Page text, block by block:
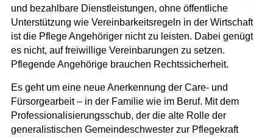
und bezahlbare Dienstleistungen, ohne öffentliche
Unterstützung wie Vereinbarkeitsregeln in der Wirtschaft
ist die Pflege Angehöriger nicht zu leisten. Dabei genügt
es nicht, auf freiwillige Vereinbarungen zu setzen.
Pflegende Angehörige brauchen Rechtssicherheit.
Es geht um eine neue Anerkennung der Care- und
Fürsorgearbeit – in der Familie wie im Beruf. Mit dem
Professionalisierungsschub, der die alte Rolle der
generalistischen Gemeindeschwester zur Pflegekraft